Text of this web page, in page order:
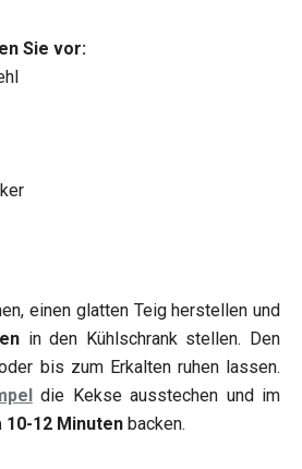
Sie vor:
einen glatten Teig herstellen und
in den Kühlschrank stellen. Den
bis zum Erkalten ruhen lassen.
die Kekse ausstechen und im
10-12 Minuten backen.